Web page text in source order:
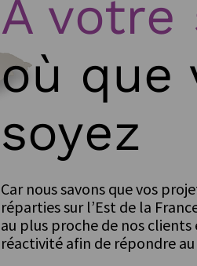
A votre
où que
soyez
Car nous savons que vos
réparties sur l’Est de la
au plus proche de nos
réactivité afin de répondre